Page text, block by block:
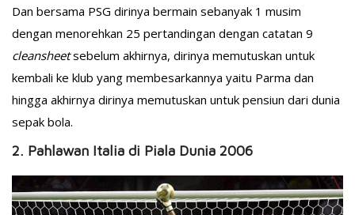
Dan bersama PSG dirinya bermain sebanyak 1 musim
dengan menorehkan 25 pertandingan dengan catatan 9
cleansheetsebelum akhirnya, dirinya memutuskan untuk
kembali ke klub yang membesarkannya yaitu Parma dan
hingga akhirnya dirinya memutuskan untuk pensiun dari dunia
sepak bola.
2. Pahlawan Italia di Piala Dunia 2006